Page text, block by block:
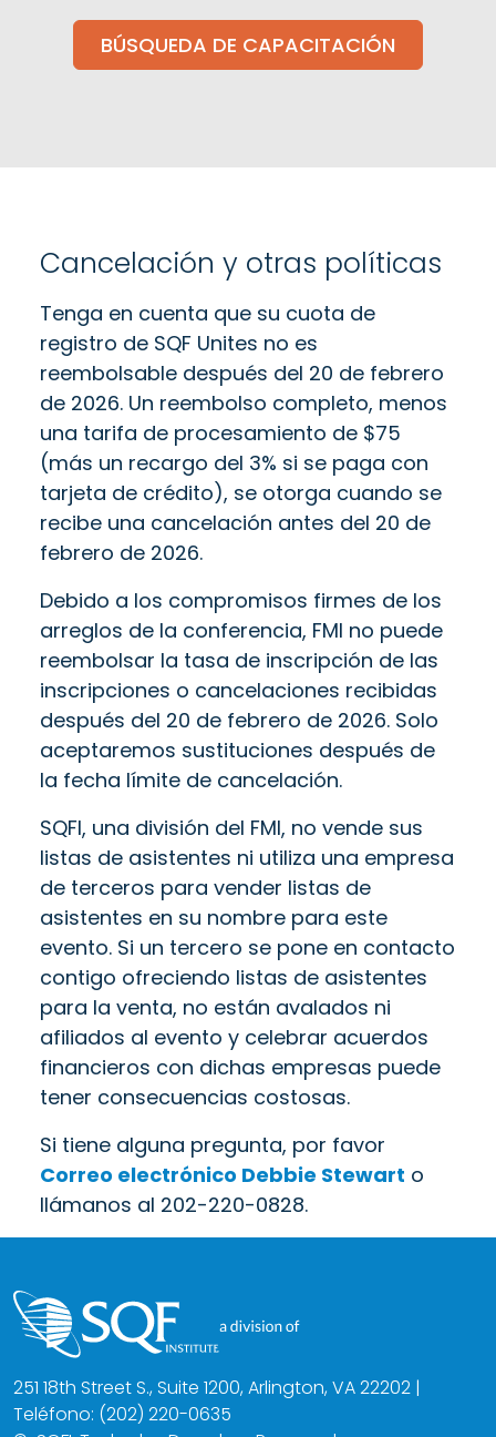
BÚSQUEDA DE CAPACITACIÓN
Cancelación y otras políticas
Tenga en cuenta que su cuota de
registro de SQF Unites no es
reembolsable después del 20 de febrero
de 2026. Un reembolso completo, menos
una tarifa de procesamiento de $75
(más un recargo del 3% si se paga con
tarjeta de crédito), se otorga cuando se
recibe una cancelación antes del 20 de
febrero de 2026.
Debido a los compromisos firmes de los
arreglos de la conferencia, FMI no puede
reembolsar la tasa de inscripción de las
inscripciones o cancelaciones recibidas
después del 20 de febrero de 2026. Solo
aceptaremos sustituciones después de
la fecha límite de cancelación.
SQFI, una división del FMI, no vende sus
listas de asistentes ni utiliza una empresa
de terceros para vender listas de
asistentes en su nombre para este
evento. Si un tercero se pone en contacto
contigo ofreciendo listas de asistentes
para la venta, no están avalados ni
afiliados al evento y celebrar acuerdos
financieros con dichas empresas puede
tener consecuencias costosas.
Si tiene alguna pregunta, por favor
Correo electrónico Debbie Stewart o
llámanos al 202-220-0828.
251 18th Street S., Suite 1200, Arlington, VA 22202 |
Teléfono: (202) 220-0635